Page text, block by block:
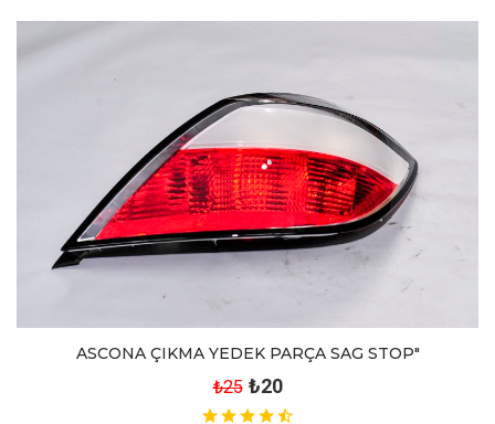
ASCONA ÇIKMA YEDEK PARÇA SAG STOP"
₺25 ₺20